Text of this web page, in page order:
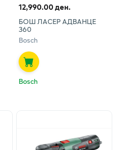
12,990.00 ден.
БОШ ЛАСЕР АДВАНЦЕ
360
Bosch
Bosch